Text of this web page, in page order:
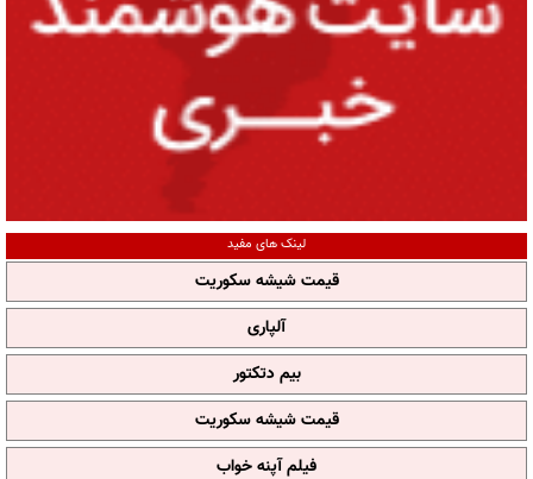
لینک های مفید
قیمت شیشه سکوریت
آلپاری
بیم دتکتور
قیمت شیشه سکوریت
فیلم آپنه خواب